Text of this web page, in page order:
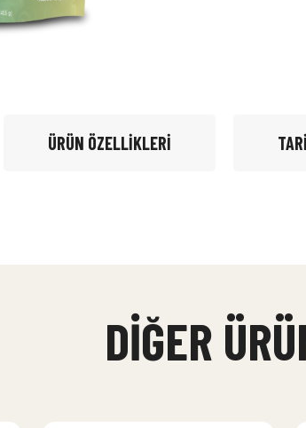
ÜRÜN ÖZELLIKLERI
DIĞER